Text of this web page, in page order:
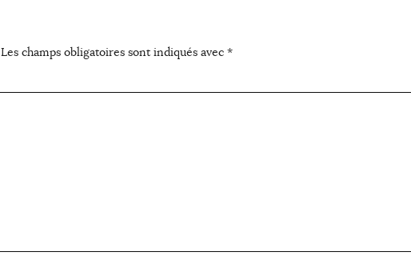
Les champs obligatoires sont indiqués avec *